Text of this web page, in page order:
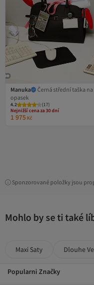
Manuka
Černá střední taška na
opasek
4.2 (17)
Nejnižší cena za 30 dní
Doprava zdarma
Nejnižší cena za 30 dní
1 975 Kč
Sponzorované položky jsou
Mohlo by se ti také
Maxi Saty Dlouhe
Popularni Značky